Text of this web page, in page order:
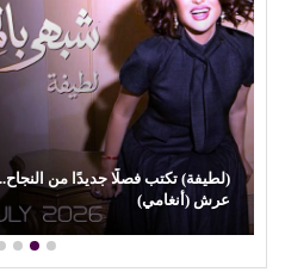
من (حمانا) إلى القلوب.. (بلقيس)